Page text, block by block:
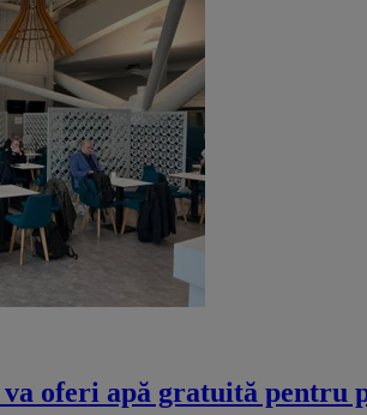
oferi apă gratuită pentru